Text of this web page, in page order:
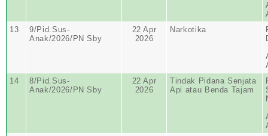
13
9/Pid.Sus-
Anak/2026/PN Sby
22 Apr
2026
Narkotika
14
8/Pid.Sus-
Anak/2026/PN Sby
22 Apr
2026
Tindak Pidana Senjata
Api atau Benda Tajam